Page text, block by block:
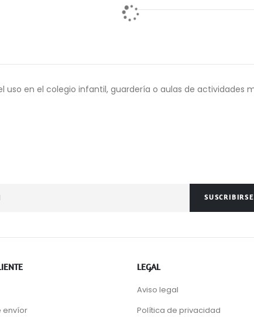
uso en el colegio infantil, guardería o aulas de actividades
SUSCRIBIRSE
envíor
LEGAL
Aviso legal
Política de privacidad